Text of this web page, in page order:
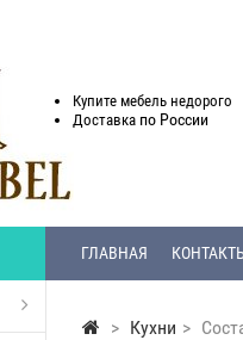
Купите мебель недорого
Доставка по России
ГЛАВНАЯ
> Кухни >